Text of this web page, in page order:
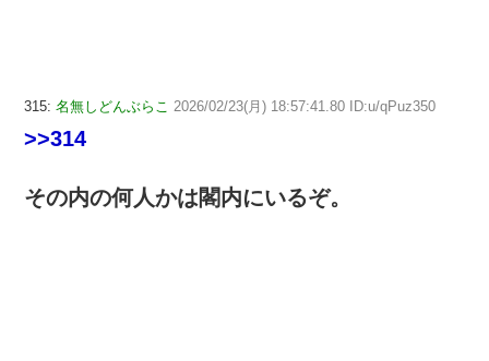
315: 名無しどんぶらこ 2026/02/23(月) 18:57:41.80 ID:u/qPuz350
>>314
その内の何人かは閣内にいるぞ。